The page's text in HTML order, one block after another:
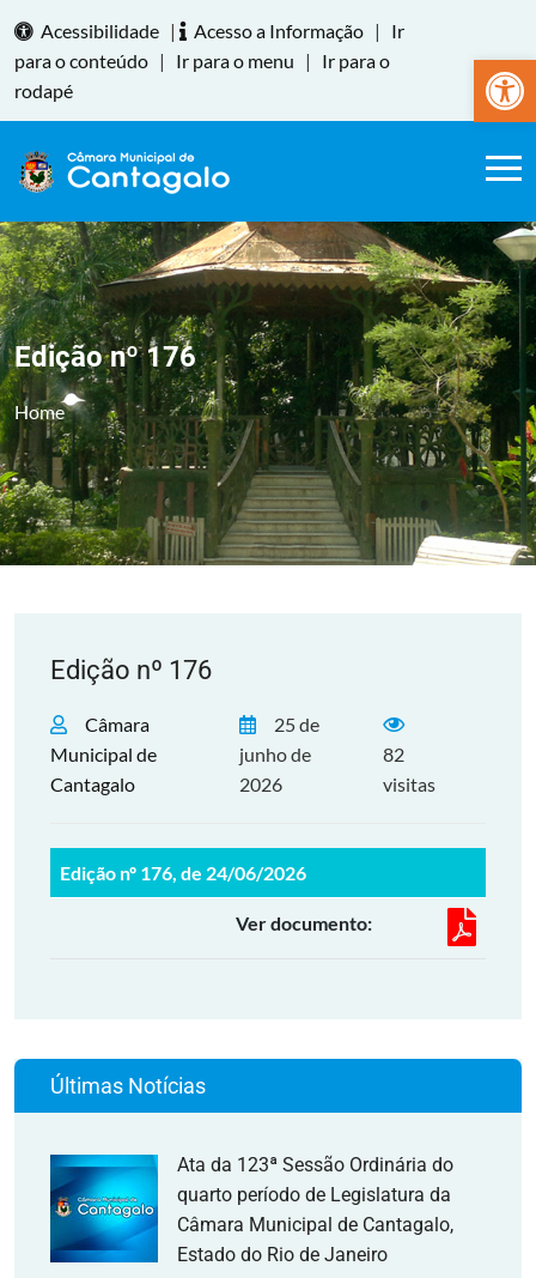
Abrir
Acessibilidade | Acesso a Informação |
Ir
para o conteúdo | Ir para o menu |
Ir para o
rodapé
Edição nº 176
Home
Edição nº 176
Câmara
Municipal de
Cantagalo
25 de
junho de
2026
82
visitas
Edição nº 176, de 24/06/2026
Ver documento:
Últimas Notícias
Ata da 123ª Sessão Ordinária do
quarto período de Legislatura da
Câmara Municipal de Cantagalo,
Estado do Rio de Janeiro